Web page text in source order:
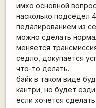
имхо основной
насколько подседел
педалированием из
можно сделать
меняется
седло, докупается
что-то делать.
байк в таком виде
кантри, но будет
если хочется